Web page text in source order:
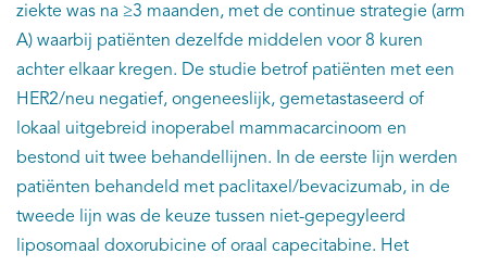
ziekte was na ≥3 maanden, met de continue strategie (arm
A) waarbij patiënten dezelfde middelen voor 8 kuren
achter elkaar kregen. De studie betrof patiënten met een
HER2/neu negatief, ongeneeslijk, gemetastaseerd of
lokaal uitgebreid inoperabel mammacarcinoom en
bestond uit twee behandellijnen. In de eerste lijn werden
patiënten behandeld met paclitaxel/bevacizumab, in de
tweede lijn was de keuze tussen niet-gepegyleerd
liposomaal doxorubicine of oraal capecitabine. Het